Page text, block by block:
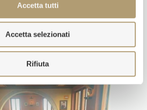
Accetta tutti
Accetta selezionati
Rifiuta